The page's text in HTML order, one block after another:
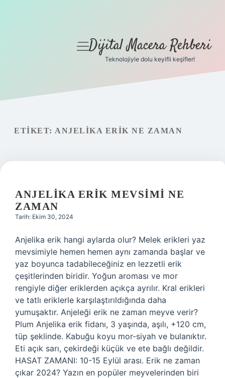
Gizlilik Politikası
menüyü
Dijital Macera Rehberi
Teknolojiyle dolu keyifli keşifler!
ETIKET: ANJELIKA ERIK NE ZAMAN
ANJELIKA ERIK MEVSIMI NE
ZAMAN
Tarih: Ekim 30, 2024
Anjelika erik hangi aylarda olur? Melek erikleri yaz
mevsimiyle hemen hemen aynı zamanda başlar ve
yaz boyunca tadabileceğiniz en lezzetli erik
çeşitlerinden biridir. Yoğun aroması ve mor
rengiyle diğer eriklerden açıkça ayrılır. Kral erikleri
ve tatlı eriklerle karşılaştırıldığında daha
yumuşaktır. Anjeleği erik ne zaman meyve verir?
Plum Anjelika erik fidanı, 3 yaşında, aşılı, +120 cm,
tüp şeklinde. Kabuğu koyu mor-siyah ve bulanıktır.
Eti açık sarı, çekirdeği küçük ve ete bağlı değildir.
HASAT ZAMANI: 10-15 Eylül arası. Erik ne zaman
çıkar 2024? Yazın en popüler meyvelerinden biri